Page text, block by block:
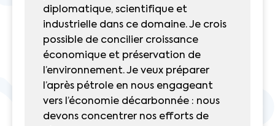
diplomatique, scientifique et
industrielle dans ce domaine. Je crois
possible de concilier croissance
économique et préservation de
l’environnement. Je veux préparer
l’après pétrole en nous engageant
vers l’économie décarbonnée : nous
devons concentrer nos efforts de